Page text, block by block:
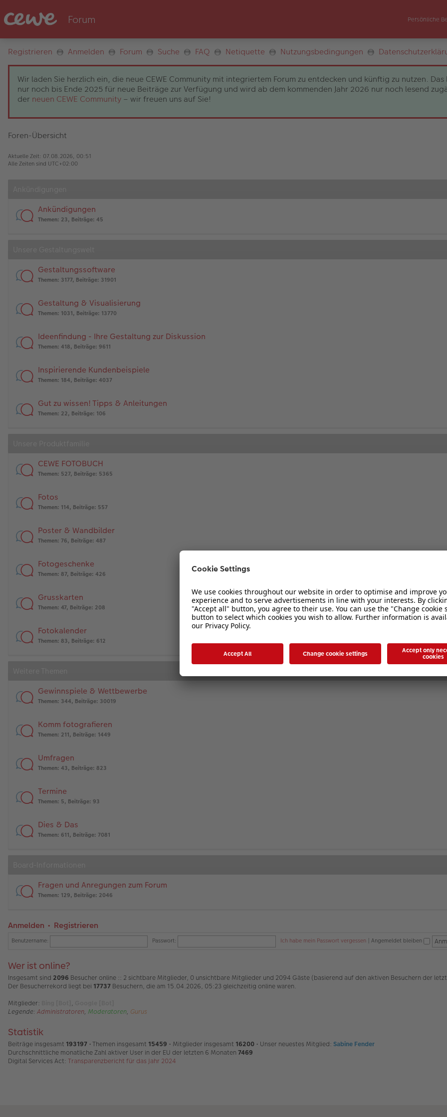
Persönliche
Registrieren Anmelden Forum Suche FAQ Netiquette Nutzungsbedingungen
Wir laden Sie herzlich ein, die neue CEWE Community mit integriertem Forum zu entdecken und künftig zu nutzen.
nur noch bis Ende 2025 für neue Beiträge zur Verfügung und wird ab dem kommenden Jahr 2026 nur noch lesend
der neuen CEWE Community – wir freuen uns auf Sie!
Foren-Übersicht
Aktuelle Zeit: 07.08.2026, 00:51
Alle Zeiten sind UTC+02:00
Ankündigungen
Themen: 23, Beiträge: 45
Gestaltungssoftware
Themen: 3177, Beiträge: 31901
Gestaltung & Visualisierung
Themen: 1031, Beiträge: 13770
Ideenfindung - Ihre Gestaltung zur Diskussion
Themen: 418, Beiträge: 9611
Inspirierende Kundenbeispiele
Themen: 184, Beiträge: 4037
Gut zu wissen! Tipps & Anleitungen
Themen: 22, Beiträge: 106
CEWE FOTOBUCH
Themen: 527, Beiträge: 5365
Fotos
Themen: 114, Beiträge: 557
Poster & Wandbilder
Themen: 76, Beiträge: 487
Fotogeschenke
Themen: 87, Beiträge: 426
Grusskarten
Themen: 47, Beiträge: 208
Fotokalender
Themen: 83, Beiträge: 612
Gewinnspiele & Wettbewerbe
Themen: 344, Beiträge: 30019
Komm fotografieren
Themen: 211, Beiträge: 1449
Umfragen
Themen: 43, Beiträge: 823
Termine
Themen: 5, Beiträge: 93
Dies & Das
Themen: 611, Beiträge: 7081
Fragen und Anregungen zum Forum
Themen: 129, Beiträge: 2046
Anmelden • Registrieren
Benutzername: Passwort: Ich habe mein Passwort vergessen Angemeldet bleiben
Wer ist online?
Insgesamt sind 2096 Besucher online :: 2 sichtbare Mitglieder, 0 unsichtbare Mitglieder und 2094 Gäste (basierend auf den aktiven Besuchern der
Der Besucherrekord liegt bei 17737 Besuchern, die am 15.04.2026, 05:23 gleichzeitig online waren.
Mitglieder:
,
Legende: Administratoren, Moderatoren, Gurus
Statistik
Beiträge insgesamt 193197 • Themen insgesamt 15459 • Mitglieder insgesamt 16200 • Unser neuestes Mitglied: Sabine Fender
Durchschnittliche monatliche Zahl aktiver User in der EU der letzten 6 Monaten 7469
Digital Services Act: Transparenzbericht für das Jahr 2024